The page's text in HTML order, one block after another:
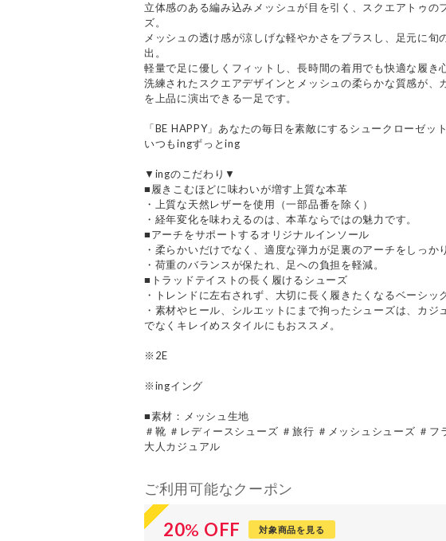
立体感のある編み込みメッシュが目を引く、スクエアトゥの
ズ。
メッシュの透け感が涼しげな軽やかさをプラスし、足元に旬
出。
軽量で足に優しくフィットし、長時間の着用でも快適な履き
洗練されたスクエアデザインとメッシュの柔らかな質感が、
を上品に演出できる一足です。
「BE HAPPY」あなたの毎日を素敵にするシュークローゼット
いつもingずっとing
▼ingのこだわり▼
■履きこむほどに味わいが増す上質な本革
・上質な天然レザーを使用（一部品番を除く）
・経年変化を味わえるのは、本革ならではの魅力です。
■アーチをサポートするオリジナルインソール
・柔らかいだけでなく、適度な弾力が足裏のアーチをしっか
・荷重のバランスが保たれ、足への負担を軽減。
■トラッドテイストの長く履けるシューズ
・トレンドに左右されず、大切に長く履きたくなるベーシッ
・素材やヒール、シルエットにまで拘ったシューズは、カジ
でなくキレイめスタイルにもおススメ。
※2E
※ingイング
■素材：メッシュ生地
＃靴 ＃レディースシューズ ＃旅行 ＃メッシュシューズ ＃フ
大人カジュアル
ご利用可能なクーポン
20% OFF 対象商品を見る